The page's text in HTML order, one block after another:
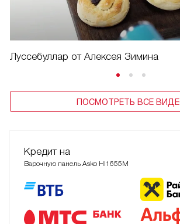
Луссебуллар от Алексея Зимина
ПОСМОТРЕТЬ ВСЕ
Кредит на
Варочную панель Asko HI1655M